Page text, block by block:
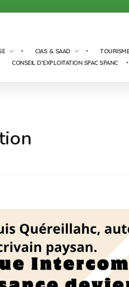
CIAS & SAAD
CONSEIL D’EXPLOITATION SPAC SPANC